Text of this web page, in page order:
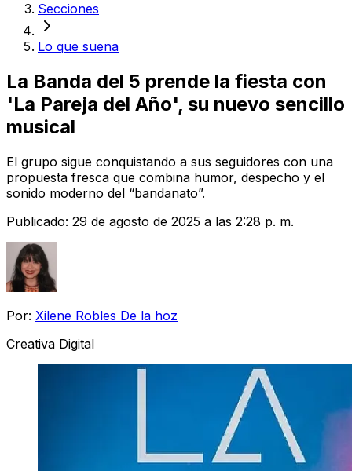
Secciones
Lo que suena
La Banda del 5 prende la fiesta con
'La Pareja del Año', su nuevo sencillo
musical
El grupo sigue conquistando a sus seguidores con una
propuesta fresca que combina humor, despecho y el
sonido moderno del “bandanato”.
Publicado: 29 de agosto de 2025 a las 2:28 p. m.
Por: Xilene Robles De la hoz
Creativa Digital